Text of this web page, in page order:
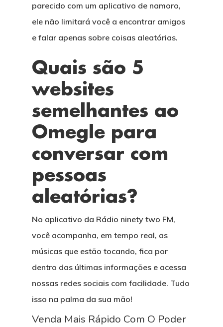
parecido com um aplicativo de namoro,
ele não limitará você a encontrar amigos
e falar apenas sobre coisas aleatórias.
Quais são 5
websites
semelhantes ao
Omegle para
conversar com
pessoas
aleatórias?
No aplicativo da Rádio ninety two FM,
você acompanha, em tempo real, as
músicas que estão tocando, fica por
dentro das últimas informações e acessa
nossas redes sociais com facilidade. Tudo
isso na palma da sua mão!
Venda Mais Rápido Com O Poder